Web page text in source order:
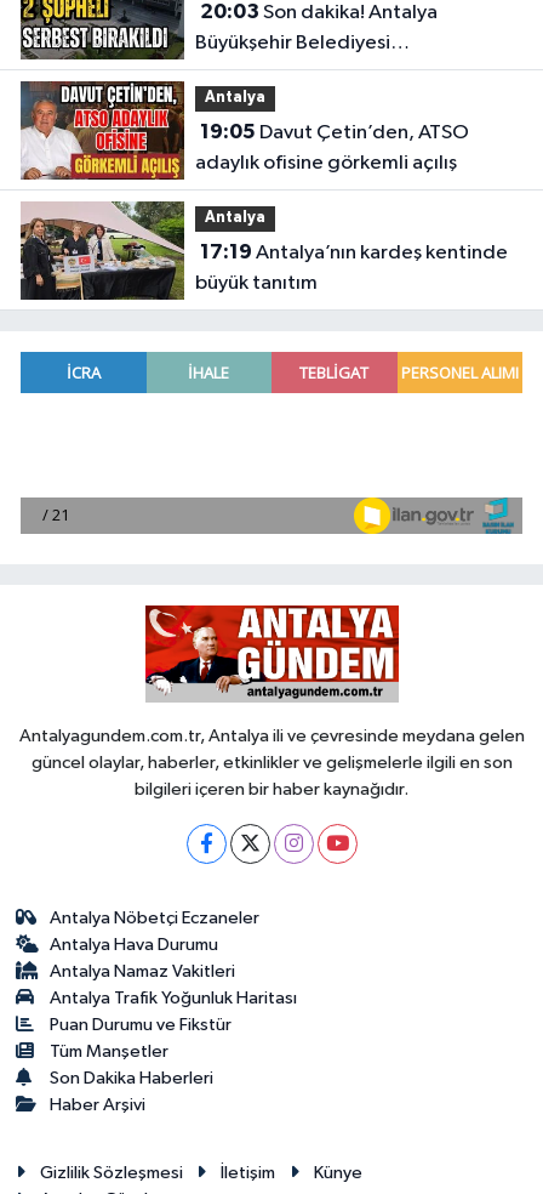
20:03
Büyükşehir Belediyesi
soruşturmasında 2 şüpheli serbest
bırakıldı
Antalya
19:05
adaylık ofisine görkemli açılış
Antalya
17:19
büyük tanıtım
Antalyagundem.com.tr, Antalya ili ve çevresinde meydana gelen
güncel olaylar, haberler, etkinlikler ve gelişmelerle ilgili en son
bilgileri içeren bir haber kaynağıdır.
Antalya Nöbetçi Eczaneler
Antalya Hava Durumu
Antalya Namaz Vakitleri
Antalya Trafik Yoğunluk Haritası
Puan Durumu ve Fikstür
Tüm Manşetler
Son Dakika Haberleri
Haber Arşivi
Gizlilik Sözleşmesi İletişim
Künye